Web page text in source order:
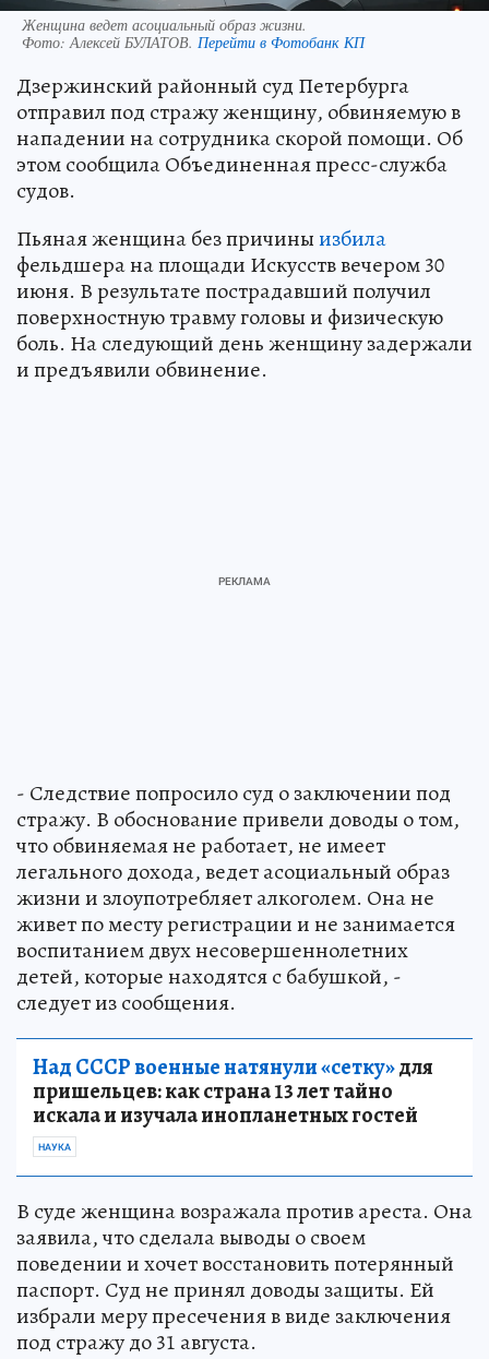
Женщина ведет асоциальный образ жизни.
Фото:Алексей БУЛАТОВ. Перейти в Фотобанк КП
Дзержинский районный суд Петербурга
отправил под стражу женщину, обвиняемую в
нападении на сотрудника скорой помощи. Об
этом сообщила Объединенная пресс-служба
судов.
Пьяная женщина без причиныизбила
фельдшера на площади Искусств вечером 30
июня. В результате пострадавший получил
поверхностную травму головы и физическую
боль. На следующий день женщину задержали
и предъявили обвинение.
- Следствие попросило суд о заключении под
стражу. В обоснование привели доводы о том,
что обвиняемая не работает, не имеет
легального дохода, ведет асоциальный образ
жизни и злоупотребляет алкоголем. Она не
живет по месту регистрации и не занимается
воспитанием двух несовершеннолетних
детей, которые находятся с бабушкой, -
следует из сообщения.
Над СССР военные натянули «сетку»для
пришельцев: как страна 13 лет тайно
искала и изучала инопланетных гостей
НАУКА
В суде женщина возражала против ареста. Она
заявила, что сделала выводы о своем
поведении и хочет восстановить потерянный
паспорт. Суд не принял доводы защиты. Ей
избрали меру пресечения в виде заключения
под стражу до 31 августа.